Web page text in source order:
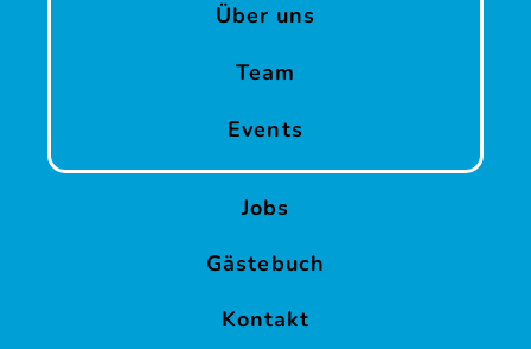
Über uns
Team
Events
Jobs
Gästebuch
Kontakt